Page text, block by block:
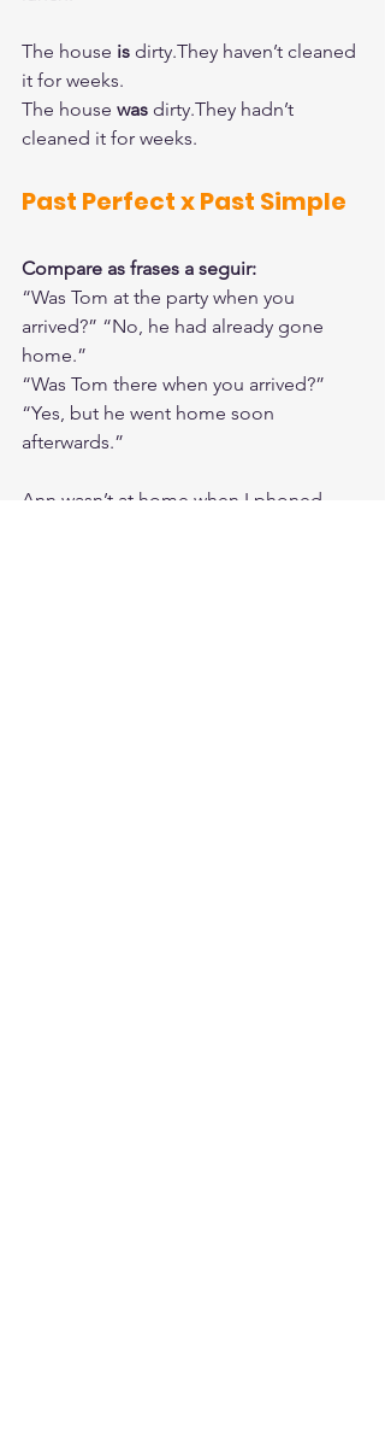
The house is dirty.They haven’t cleaned
it for weeks.
The house was dirty.They hadn’t
cleaned it for weeks.
Past Perfect x Past Simple
Compare as frases a seguir:
“Was Tom at the party when you
arrived?” “No, he had already gone
home.”
“Was Tom there when you arrived?”
“Yes, but he went home soon
afterwards.”
Ann wasn’t at home when I phoned.